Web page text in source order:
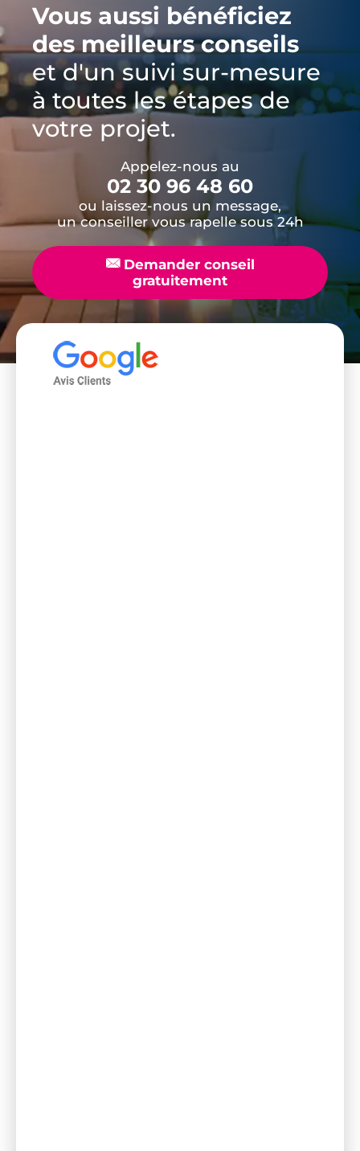
Vous aussi bénéficiez
des meilleurs conseils
et d'un suivi sur-mesure
à toutes les étapes de
votre projet.
Appelez-nous au
02 30 96 48 60
ou laissez-nous un message,
un conseiller vous rapelle sous 24h
📧Demander conseil
gratuitement